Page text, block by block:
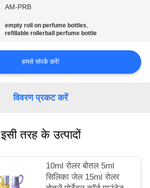
AM-PRB
empty roll on perfume bottles,
refillable rollerball perfume bottle
हमसे संपर्क करें!
विवरण प्रकट करें
इसी तरह के उत्पादों
10ml रोलर बोतल 5ml
सिलिका जेल 15ml रोलर